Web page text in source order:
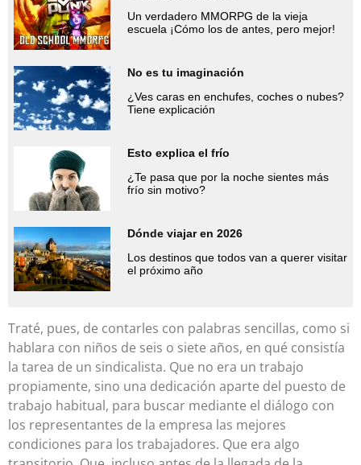
Un verdadero MMORPG de la vieja
escuela ¡Cómo los de antes, pero mejor!
No es tu imaginación
¿Ves caras en enchufes, coches o nubes?
Tiene explicación
Esto explica el frío
¿Te pasa que por la noche sientes más
frío sin motivo?
Dónde viajar en 2026
Los destinos que todos van a querer visitar
el próximo año
Traté, pues, de contarles con palabras sencillas, como si
hablara con niños de seis o siete años, en qué consistía
la tarea de un sindicalista. Que no era un trabajo
propiamente, sino una dedicación aparte del puesto de
trabajo habitual, para buscar mediante el diálogo con
los representantes de la empresa las mejores
condiciones para los trabajadores. Que era algo